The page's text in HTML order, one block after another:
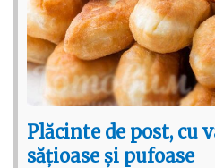
Plăcinte de post, cu
sățioase și pufoase